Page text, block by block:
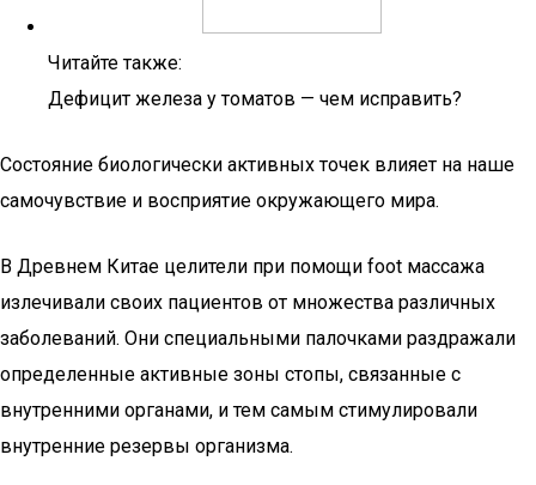
Читайте также:
Дефицит железа у томатов — чем исправить?
Состояние биологически активных точек влияет на наше
самочувствие и восприятие окружающего мира.
В Древнем Китае целители при помощи foot массажа
излечивали своих пациентов от множества различных
заболеваний. Они специальными палочками раздражали
определенные активные зоны стопы, связанные с
внутренними органами, и тем самым стимулировали
внутренние резервы организма.